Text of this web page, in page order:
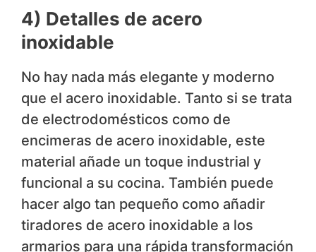
4) Detalles de acero
inoxidable
No hay nada más elegante y moderno
que el acero inoxidable. Tanto si se trata
de electrodomésticos como de
encimeras de acero inoxidable, este
material añade un toque industrial y
funcional a su cocina. También puede
hacer algo tan pequeño como añadir
tiradores de acero inoxidable a los
armarios para una rápida transformación